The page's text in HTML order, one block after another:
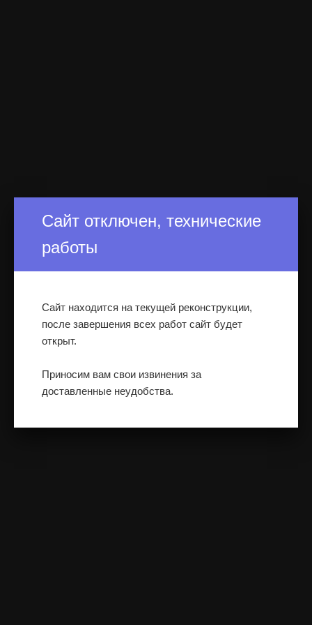
Сайт отключен, технические
работы
Сайт находится на текущей реконструкции,
после завершения всех работ сайт будет
открыт.
Приносим вам свои извинения за
доставленные неудобства.